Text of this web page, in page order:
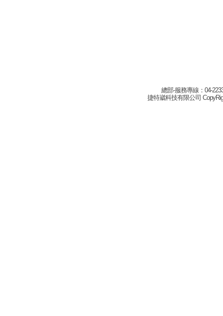
總部-服務專線：04-
捷特崴科技有限公司